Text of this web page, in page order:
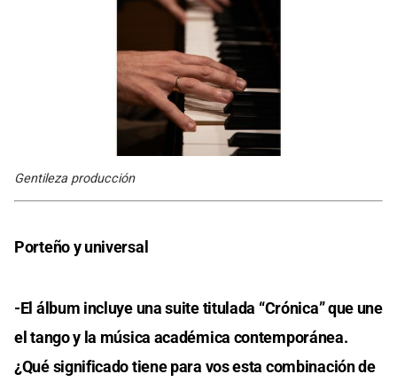
Gentileza producción
Porteño y universal
-El álbum incluye una suite titulada “Crónica” que une
el tango y la música académica contemporánea.
¿Qué significado tiene para vos esta combinación de